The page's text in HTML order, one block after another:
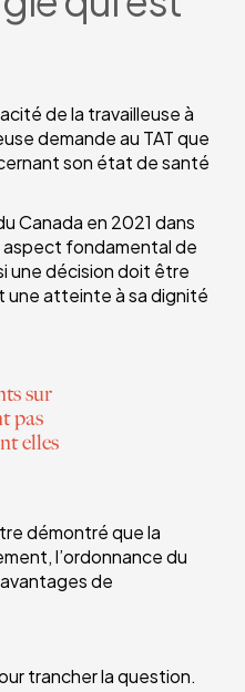
de la travailleuse à
demande au TAT que
son état de santé
Canada en 2021 dans
aspect fondamental de
une décision doit être
une atteinte à sa dignité
sur
pas
elles
démontré que la
l’ordonnance du
de
trancher la question.